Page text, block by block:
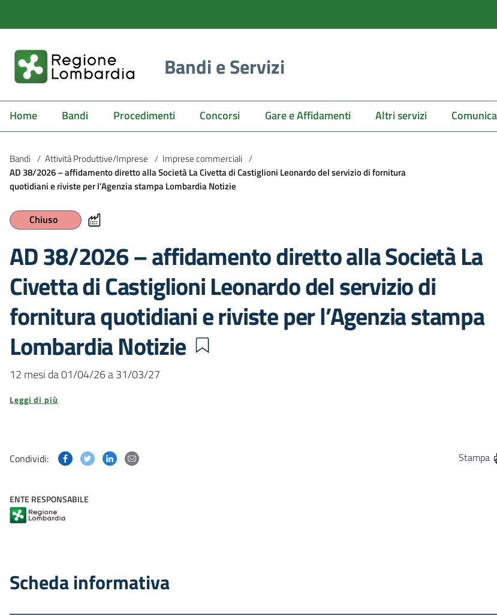
Bandi e Servizi
Home Bandi Procedimenti Concorsi Gare e Affidamenti Altri servizi
Bandi / Attività Produttive/Imprese / Imprese commerciali /
AD 38/2026 – affidamento diretto alla Società La Civetta di Castiglioni Leonardo del servizio di fornitura
quotidiani e riviste per l’Agenzia stampa Lombardia Notizie
Chiuso
AD 38/2026 – affidamento diretto alla Società La
Civetta di Castiglioni Leonardo del servizio di
fornitura quotidiani e riviste per l’Agenzia stampa
Lombardia Notizie
12 mesi da 01/04/26 a 31/03/27
Leggi di più
Condividi: Condividi questa pagina su Facebook
Condividi questa pagina su Twitter
Condividi questa pagina su Linkedin Stampa
ENTE RESPONSABILE
Scheda informativa